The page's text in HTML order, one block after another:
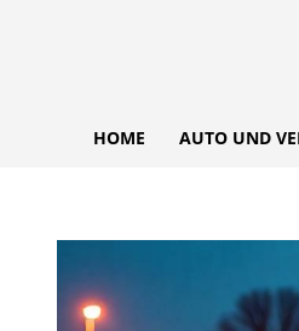
HOME AUTO UND